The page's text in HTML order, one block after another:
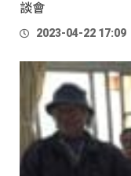
談會
2023-04-22 17:09